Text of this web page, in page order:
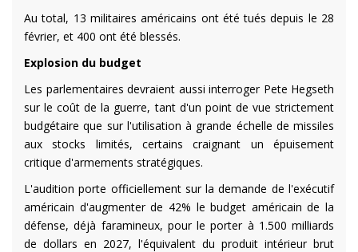
Au total, 13 militaires américains ont été tués depuis le 28
février, et 400 ont été blessés.
Explosion du budget
Les parlementaires devraient aussi interroger Pete Hegseth
sur le coût de la guerre, tant d'un point de vue strictement
budgétaire que sur l'utilisation à grande échelle de missiles
aux stocks limités, certains craignant un épuisement
critique d'armements stratégiques.
L'audition porte officiellement sur la demande de l'exécutif
américain d'augmenter de 42% le budget américain de la
défense, déjà faramineux, pour le porter à 1.500 milliards
de dollars en 2027, l'équivalent du produit intérieur brut